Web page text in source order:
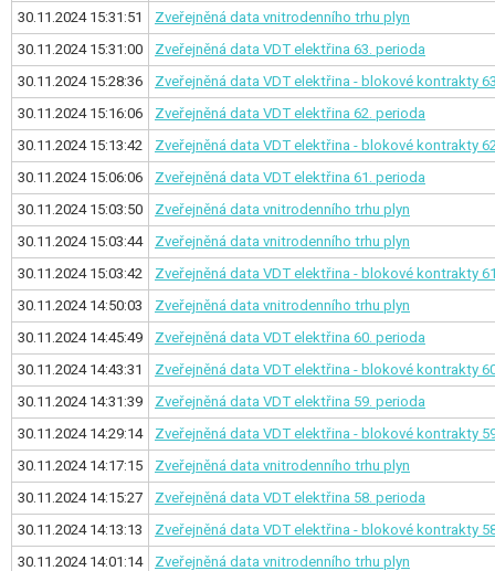
30.11.2024 15:31:51
Zveřejněná data vnitrodenního trhu plyn
30.11.2024 15:31:00
Zveřejněná data VDT elektřina 63. perioda
30.11.2024 15:28:36
Zveřejněná data VDT elektřina - blokové kontrakty
30.11.2024 15:16:06
Zveřejněná data VDT elektřina 62. perioda
30.11.2024 15:13:42
Zveřejněná data VDT elektřina - blokové kontrakty
30.11.2024 15:06:06
Zveřejněná data VDT elektřina 61. perioda
30.11.2024 15:03:50
Zveřejněná data vnitrodenního trhu plyn
30.11.2024 15:03:44
Zveřejněná data vnitrodenního trhu plyn
30.11.2024 15:03:42
Zveřejněná data VDT elektřina - blokové kontrakty
30.11.2024 14:50:03
Zveřejněná data vnitrodenního trhu plyn
30.11.2024 14:45:49
Zveřejněná data VDT elektřina 60. perioda
30.11.2024 14:43:31
Zveřejněná data VDT elektřina - blokové kontrakty
30.11.2024 14:31:39
Zveřejněná data VDT elektřina 59. perioda
30.11.2024 14:29:14
Zveřejněná data VDT elektřina - blokové kontrakty
30.11.2024 14:17:15
Zveřejněná data vnitrodenního trhu plyn
30.11.2024 14:15:27
Zveřejněná data VDT elektřina 58. perioda
30.11.2024 14:13:13
Zveřejněná data VDT elektřina - blokové kontrakty
30.11.2024 14:01:14
Zveřejněná data vnitrodenního trhu plyn